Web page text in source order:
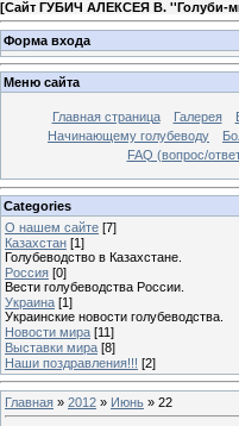
[Сайт ГУБИЧ АЛЕКСЕЯ В. ''Голуби-
Форма входа
Меню сайта
Главная страница Галерея
Начинающему голубеводу
FAQ (вопрос/
Categories
О нашем сайте [7]
Казахстан [1]
Голубеводство в Казахстане.
Россия [0]
Вести голубеводства России.
Украина [1]
Украинские новости голубеводства.
Новости мира [11]
Выставки мира [8]
Наши поздравления!!! [2]
Главная » 2012 » Июнь » 22